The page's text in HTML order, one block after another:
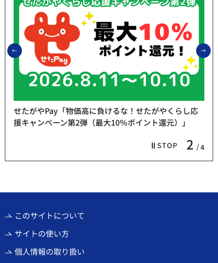
前のスライドを表示
STOP 2 4
せたがやPay「物価高に負けるな！せたがやくらし応
援キャンペーン第2弾（最大10％ポイント還元）」
このサイトについて
サイトの使い方
個人情報の取り扱い